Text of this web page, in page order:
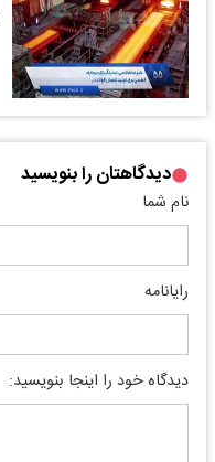
دیدگاهتان را بنویسید
نام شما
رایانامه
دیدگاه خود را اینجا بنویسید: